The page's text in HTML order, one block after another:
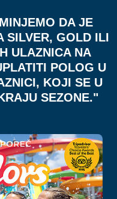
DA JE
SILVER, GOLD ILI
ULAZNICA NA
POLOG U
KOJI SE U
SEZONE."